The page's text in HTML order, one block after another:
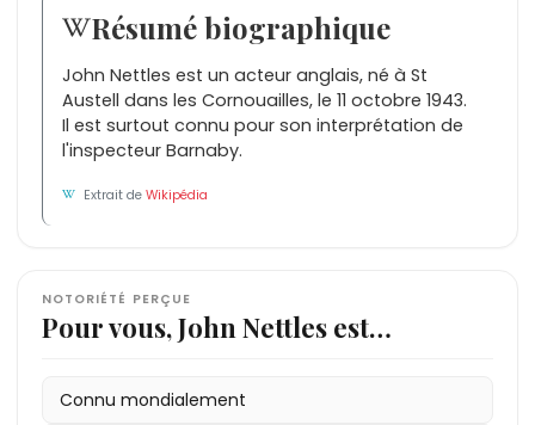
Résumé biographique
John Nettles est un acteur anglais, né à St
Austell dans les Cornouailles, le 11 octobre 1943.
Il est surtout connu pour son interprétation de
l'inspecteur Barnaby.
Extrait deWikipédia
NOTORIÉTÉ PERÇUE
Pour vous, John Nettles est…
Connu mondialement